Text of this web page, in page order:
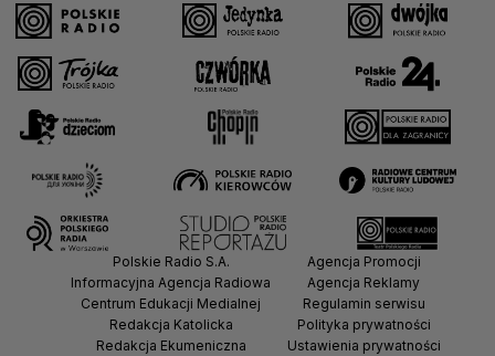
Polskie Radio S.A.
Informacyjna Agencja Radiowa
Centrum Edukacji Medialnej
Redakcja Katolicka
Redakcja Ekumeniczna
Agencja Promocji
Agencja Reklamy
Regulamin serwisu
Polityka prywatności
Ustawienia prywatności